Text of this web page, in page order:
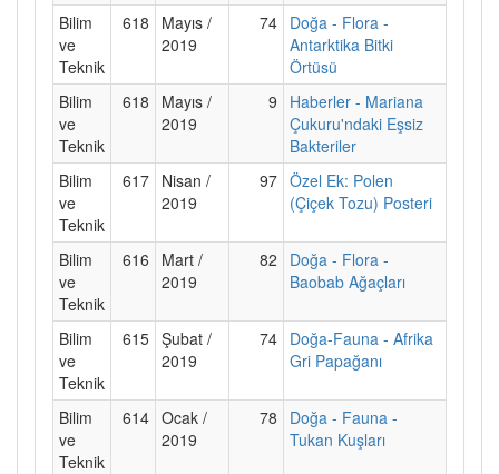
Bilim
ve
Teknik
618
Mayıs /
2019
74 Doğa - Flora -
Antarktika Bitki
Örtüsü
Bilim
ve
Teknik
618
Mayıs /
2019
9
Haberler - Mariana
Çukuru'ndaki Eşsiz
Bakteriler
Bilim
ve
Teknik
617 Nisan /
2019
97 Özel Ek: Polen
(Çiçek Tozu) Posteri
Bilim
ve
Teknik
616
Mart /
2019
82
Doğa - Flora -
Baobab Ağaçları
Bilim
ve
Teknik
615 Şubat /
2019
74 Doğa-Fauna - Afrika
Gri Papağanı
Bilim
ve
Teknik
614 Ocak /
2019
78
Doğa - Fauna -
Tukan Kuşları